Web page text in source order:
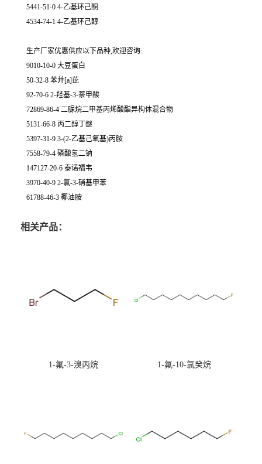
5441-51-0 4-乙基环己酮
4534-74-1 4-乙基环己醇
生产厂家优惠供应以下品种,欢迎咨询:
9010-10-0 大豆蛋白
50-32-8 苯并[a]芘
92-70-6 2-羟基-3-萘甲酸
72869-86-4 二脲烷二甲基丙烯酸酯异构体混合物
5131-66-8 丙二醇丁醚
5397-31-9 3-(2-乙基己氧基)丙胺
7558-79-4 磷酸氢二钠
147127-20-6 泰诺福韦
3970-40-9 2-氯-3-硝基甲苯
61788-46-3 椰油胺
相关产品：
1-氟-3-溴丙烷 1-氟-10-氯癸烷